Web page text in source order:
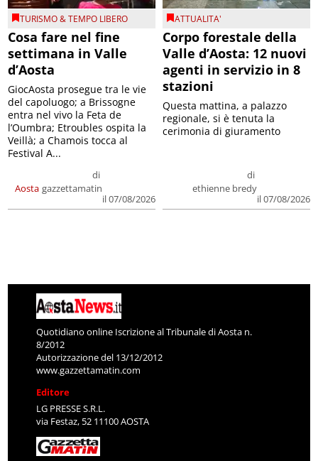
TURISMO & TEMPO LIBERO
Cosa fare nel fine
settimana in Valle
d’Aosta
Aosta
di
gazzettamatin
il 07/08/2026
GiocAosta prosegue tra le vie
del capoluogo; a Brissogne
entra nel vivo la Feta de
l’Oumbra; Etroubles ospita la
Veillà; a Chamois tocca al
Festival A...
ATTUALITA'
Corpo forestale della
Valle d’Aosta: 12 nuovi
agenti in servizio in 8
stazioni
di
ethienne bredy
il 07/08/2026
Questa mattina, a palazzo
regionale, si è tenuta la
cerimonia di giuramento
Quotidiano online Iscrizione al Tribunale di Aosta n.
8/2012
Autorizzazione del 13/12/2012
www.gazzettamatin.com
Editore
LG PRESSE S.R.L.
via Festaz, 52 11100 AOSTA